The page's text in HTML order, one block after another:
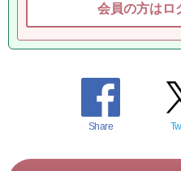
会員の方はロ
Share